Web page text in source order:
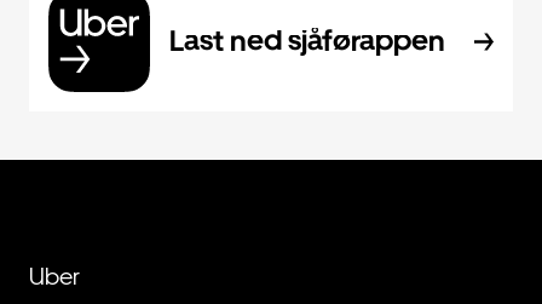
Last ned sjåførappen
Uber